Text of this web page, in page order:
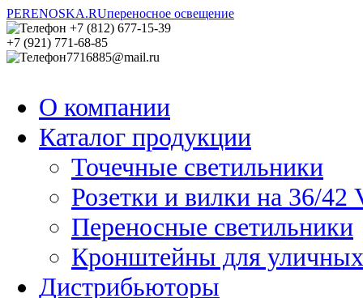
PERENOSKA.RUпереносное освещение
+7 (812) 677-15-39
+7 (921) 771-68-85
7716885@mail.ru
О компании
Каталог продукции
Точечные светильники
Розетки и вилки на 36/42
Переносные светильники
Кронштейны для уличных
Дистрибьюторы